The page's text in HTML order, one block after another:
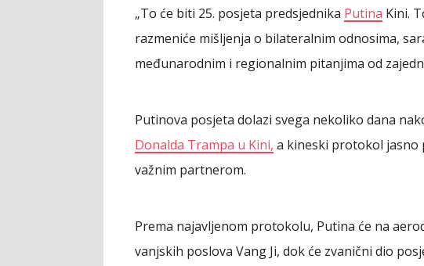
„To će biti 25. posjeta predsjednika Putina Kini.
razmeniće mišljenja o bilateralnim odnosima,
međunarodnim i regionalnim pitanjima od
Putinova posjeta dolazi svega nekoliko dana
Donalda Trampa u Kini, a kineski protokol jasno
važnim partnerom.
Prema najavljenom protokolu, Putina će na
vanjskih poslova Vang Ji, dok će zvanični dio